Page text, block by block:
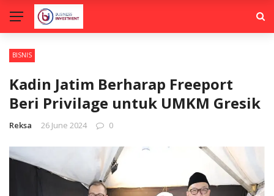
BISNIS
Kadin Jatim Berharap Freeport
Beri Privilage untuk UMKM Gresik
Reksa 26 June 2024 0